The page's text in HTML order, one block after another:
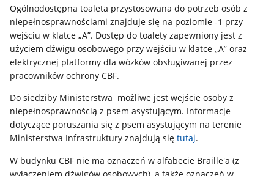
Ogólnodostępna toaleta przystosowana do potrzeb osób z
niepełnosprawnościami znajduje się na poziomie -1 przy
wejściu w klatce „A”. Dostęp do toalety zapewniony jest z
użyciem dźwigu osobowego przy wejściu w klatce „A” oraz
elektrycznej platformy dla wózków obsługiwanej przez
pracowników ochrony CBF.
Do siedziby Ministerstwa możliwe jest wejście osoby z
niepełnosprawnością z psem asystującym. Informacje
dotyczące poruszania się z psem asystującym na terenie
Ministerstwa Infrastruktury znajdują siętutaj.
W budynku CBF nie ma oznaczeń w alfabecie Braille'a (z